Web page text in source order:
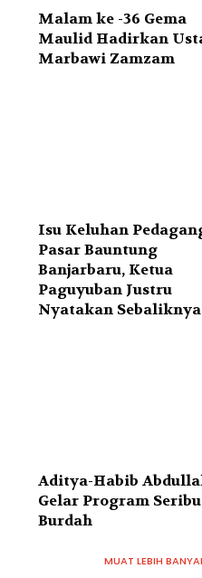
Malam ke -36 Gema
Maulid Hadirkan
Marbawi Zamzam
Isu Keluhan
Pasar Bauntung
Banjarbaru, Ketua
Paguyuban Justru
Nyatakan
Aditya-Habib
Gelar Program Seribu
Burdah
MUAT LEBIH